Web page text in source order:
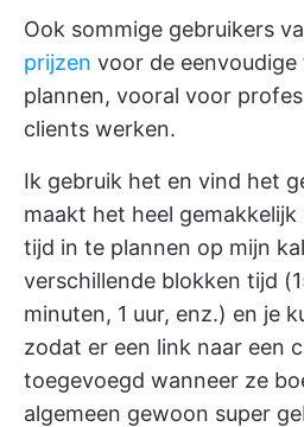
Ook sommige gebruikers
prijzen voor de
plannen, vooral voor
clients werken.
Ik gebruik het en vind het
maakt het heel
tijd in te plannen op mijn
verschillende blokken tijd
minuten, 1 uur, enz.) en je
zodat er een link naar een
toegevoegd wanneer ze
algemeen gewoon super